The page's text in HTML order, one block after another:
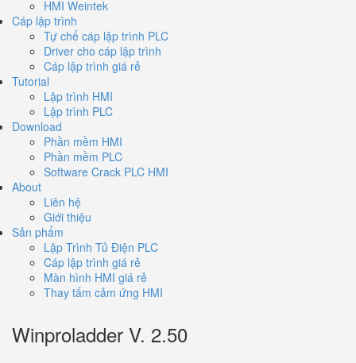
HMI Weintek
Cáp lập trình
Tự chế cáp lập trình PLC
Driver cho cáp lập trình
Cáp lập trình giá rẻ
Tutorial
Lập trình HMI
Lập trình PLC
Download
Phần mềm HMI
Phần mềm PLC
Software Crack PLC HMI
About
Liên hệ
Giới thiệu
Sản phẩm
Lập Trình Tủ Điện PLC
Cáp lập trình giá rẻ
Màn hình HMI giá rẻ
Thay tấm cảm ứng HMI
Winproladder V. 2.50